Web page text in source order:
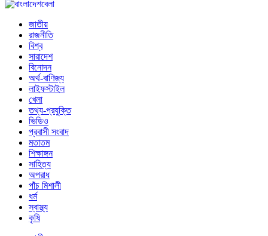
জাতীয়
রাজনীতি
বিশ্ব
সারাদেশ
বিনোদন
অর্থ-বাণিজ্য
লাইফস্টাইল
খেলা
তথ্য-প্রযুক্তি
ভিডিও
প্রবাসী সংবাদ
মতাতম
শিক্ষাঙ্গন
সাহিত্য
অপরাধ
পাঁচ মিশালী
ধর্ম
স্বাস্থ্য
কৃষি